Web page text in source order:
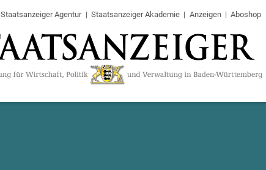
Staatsanzeiger Agentur Staatsanzeiger Akademie Anzeigen Aboshop